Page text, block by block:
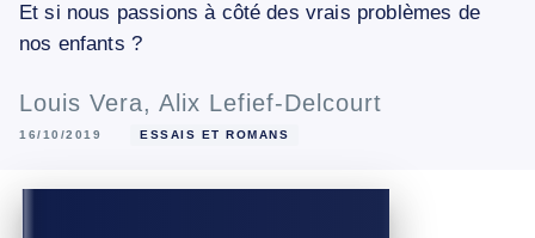
Et si nous passions à côté des vrais problèmes de
nos enfants ?
Louis Vera, Alix Lefief-Delcourt
16/10/2019 ESSAIS ET ROMANS